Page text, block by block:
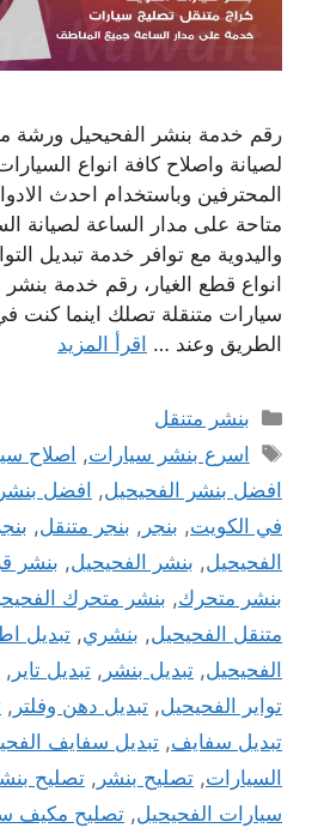
رقم خدمة بنشر الفحيحيل ورشة
لصيانة واصلاح كافة انواع
المحترفين وباستخدام احدث
متاحة على مدار الساعة لصيانة
واليدوية مع توافر خدمة تبديل
انواع قطع الغيار، رقم خدمة
سيارات متنقلة تصلك اينما كنت
الطريق وعند … اقرأ المزيد
التصنيفات
بنشر متنقل
الوسوم
اسرع بنشر سيارات, اصلاح
افضل بنشر الفحيحيل, افضل
في الكويت, بنجر , بنجر متنقل,
الفحيحيل, بنشر الفحيحيل, بنشر
بنشر متحرك, بنشر متحرك
متنقل الفحيحيل, بنشري, تبديل
الفحيحيل, تبديل بنشر , تبديل تاير ,
تواير الفحيحيل, تبديل دهن وفلتر ,
تبديل سفايف, تبديل سفايف
السيارات, تصليح بنشر , تصليح
سيارات الفحيحيل, تصليح مكيف